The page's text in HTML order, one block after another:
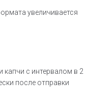
увеличивается
капчи с интервалом в 2
после отправки